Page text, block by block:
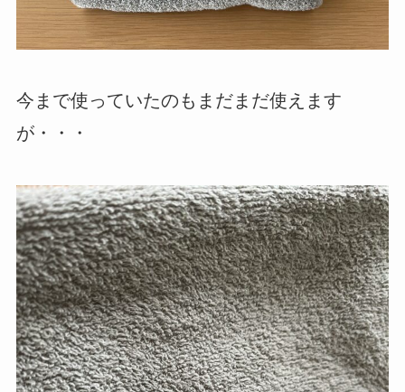
今まで使っていたのもまだまだ使えます
が・・・